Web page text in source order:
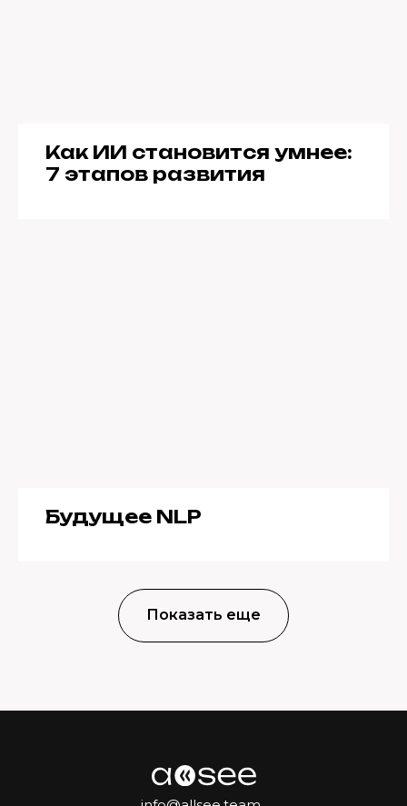
Как ИИ становится умнее:
7 этапов развития
Будущее NLP
Показать еще